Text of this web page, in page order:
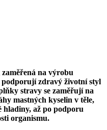
na výrobu
zdravý životní styl
stravy se zaměřují na
mastných kyselin v těle,
hladiny, až po podporu
organismu.